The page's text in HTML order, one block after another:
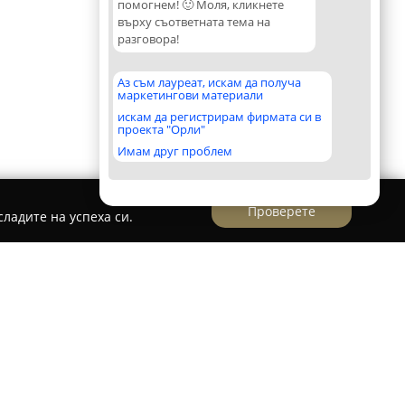
помогнем! 🙂 Моля, кликнете
върху съответната тема на
разговора!
Аз съм лауреат, искам да получа
маркетингови материали
искам да регистрирам фирмата си в
проекта "Орли"
Имам друг проблем
на успеха си. Проверете